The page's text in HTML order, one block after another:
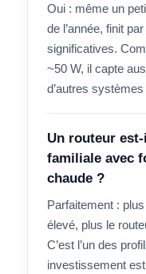
Oui : même un
de l’année, finit
significatives.
~50 W, il capte
d’autres
Un routeur
familiale avec
chaude ?
Parfaitement :
élevé, plus le
C’est l’un des
investissement